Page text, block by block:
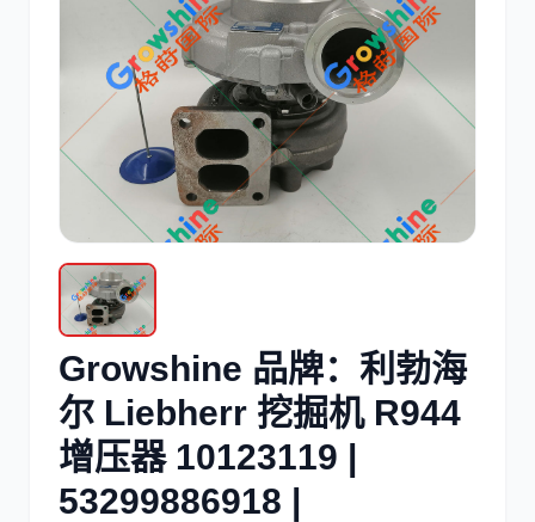
沃尔沃 康明斯
日立
博世
Growshine 品牌：利勃海
尔 Liebherr 挖掘机 R944
增压器 10123119 |
53299886918 |